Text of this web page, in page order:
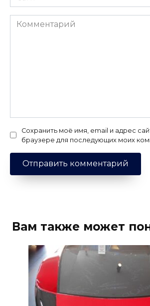
Комментарий
Сохранить моё имя, email и адрес
браузере для последующих моих
Вам также может